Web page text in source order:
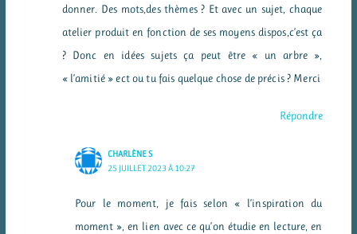
donner. Des mots,des thèmes ? Et avec un sujet, chaque
atelier produit en fonction de ses moyens dispos,c’est ça
? Donc en idées sujets ça peut être « un arbre »,
« l’amitié » ect ou tu fais quelque chose de précis ? Merci
Répondre
CHARLÈNE S
25 JUILLET 2023 À 10:27
Pour le moment, je fais selon « l’inspiration du
moment », en lien avec ce qu’on étudie en lecture, en